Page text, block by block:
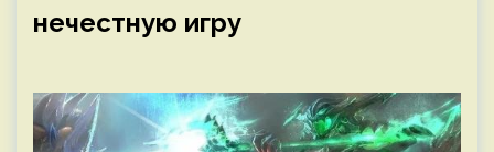
нечестную игру